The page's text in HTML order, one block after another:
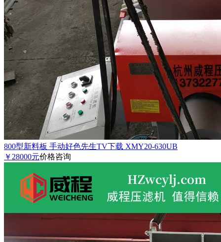
800型新料板 手动好色先生TV下载 XMY20-630UB
￥28000元价格咨询